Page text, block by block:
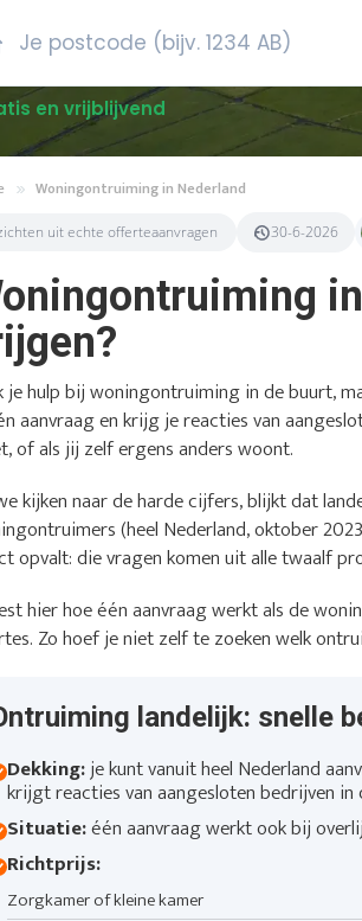
en vrijblijvend
Woningontruiming in Nederland
uit echte offerteaanvragen 30-6-2026
je hulp bij woningontruiming in de buurt,
aanvraag en krijg je reacties van
of als jij zelf ergens anders woont.
kijken naar de harde cijfers, blijkt dat
(heel Nederland, oktober
opvalt: die vragen komen uit alle twaalf
hier hoe één aanvraag werkt als de
Zo hoef je niet zelf te zoeken welk
landelijk: snelle
Dekking:je kunt vanuit heel Nederland
krijgt reacties van aangesloten bedrijven
Situatie:één aanvraag werkt ook bij
Richtprijs:
Zorgkamer of kleine kamer